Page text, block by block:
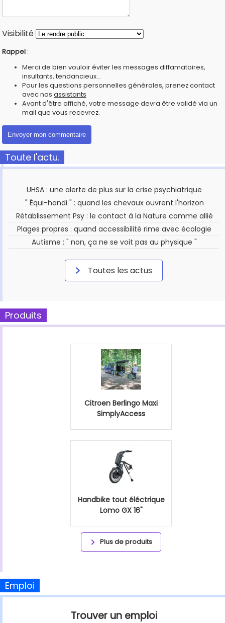
Visibilité
Rappel :
Merci de bien vouloir éviter les messages diffamatoires,
insultants, tendancieux...
Pour les questions personnelles générales, prenez contact
avec nos assistants
Avant d'être affiché, votre message devra être validé via un
mail que vous recevrez.
Toute l'actu.
UHSA : une alerte de plus sur la crise psychiatrique
" Équi-handi " : quand les chevaux ouvrent l'horizon
Rétablissement Psy : le contact à la Nature comme allié
Plages propres : quand accessibilité rime avec écologie
Autisme : " non, ça ne se voit pas au physique "
Toutes les actus
Produits
Citroen Berlingo Maxi
SimplyAccess
Handbike tout éléctrique
Lomo GX 16"
Plus de produits
Emploi
Trouver un emploi